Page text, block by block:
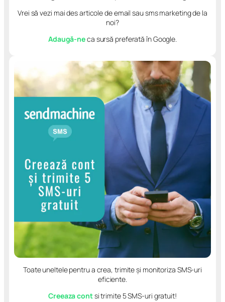
Vrei să vezi mai des articole de email sau sms marketing de la
noi?
Adaugă-neca sursă preferată în Google.
Toate uneltele pentru a crea, trimite și monitoriza SMS-uri
eficiente.
Creeaza contsi trimite 5 SMS-uri gratuit!